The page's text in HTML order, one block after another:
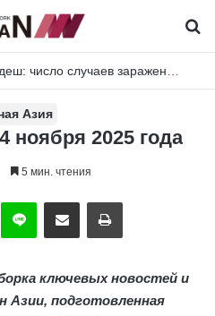
Пакистан и Шри-Ланка объединяют усилия для совместных исследований вредителей риса и плодовых культур
Азия
ноября 2025 года
5 мин. чтения
Line Отправить по имейл Печать
ключевых новостей и
Азии, подготовленная